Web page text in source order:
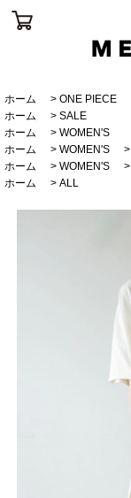
ホーム > ONE PIECE
ホーム
> SALE
ホーム
> WOMEN'S
ホーム
> WOMEN'S >
ホーム
> WOMEN'S >
ホーム
> ALL